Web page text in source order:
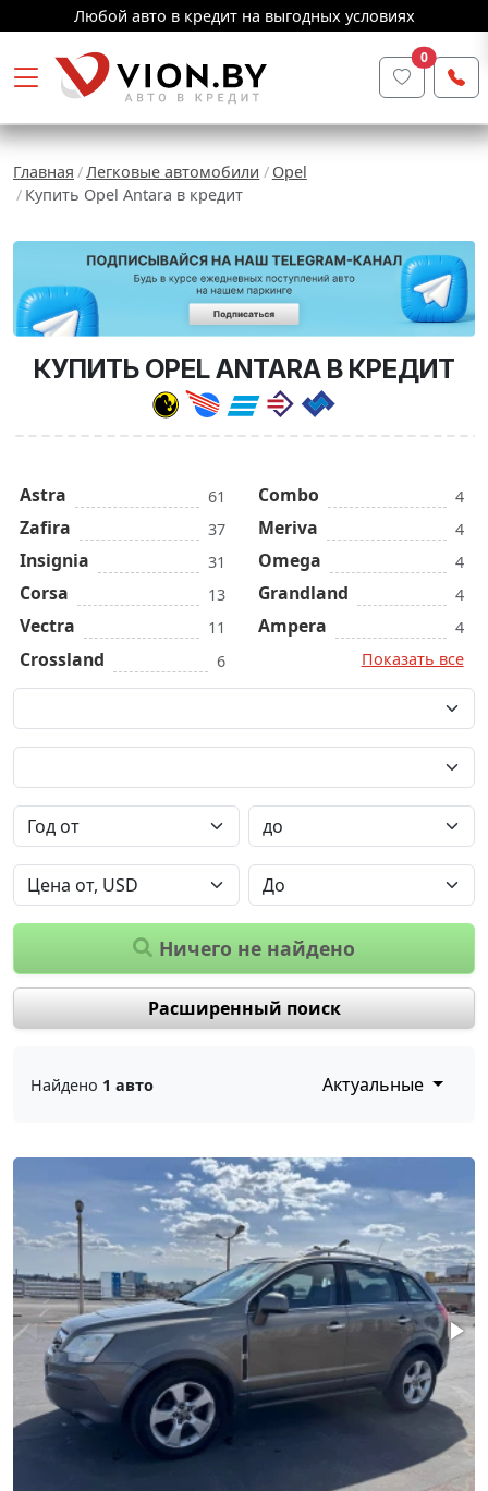
Любой авто в кредит на выгодных условиях
0
Главная Легковые автомобили
Opel
Купить Opel Antara в кредит
КУПИТЬ OPEL ANTARA В КРЕДИТ
Astra 61
Zafira 37
Insignia 31
Corsa 13
Vectra 11
Crossland 6
Combo 4
Meriva 4
Omega 4
Grandland 4
Ampera
4
Показать все
Ничего не найдено
Расширенный поиск
Найдено 1 авто Актуальные